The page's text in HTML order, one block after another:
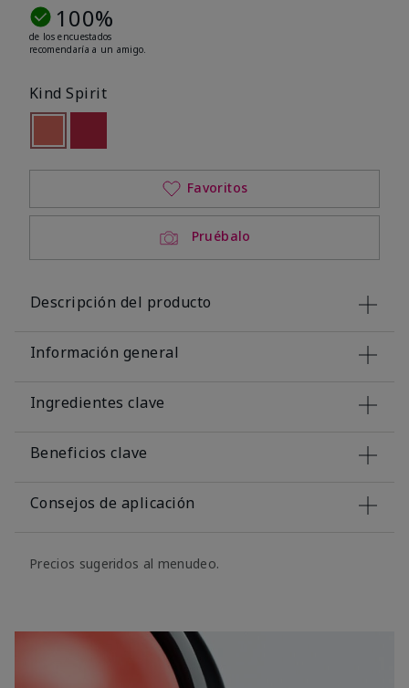
100%
de los encuestados
recomendaría a un amigo.
Kind Spirit
seleccionado
Out of stock
Pruébalo
Favoritos
Descripción del producto
Información general
Ingredientes clave
Beneficios clave
Consejos de aplicación
Precios sugeridos al menudeo.